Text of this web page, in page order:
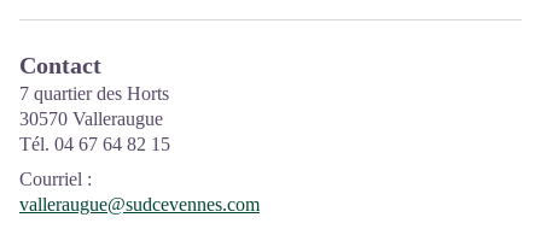
Contact
7 quartier des Horts
30570 Valleraugue
Tél. 04 67 64 82 15
Courriel :
valleraugue@sudcevennes.com